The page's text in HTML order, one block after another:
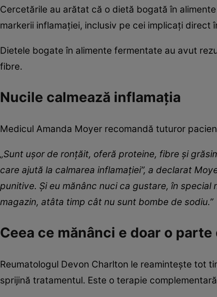
Cercetările au arătat că o dietă bogată în
markerii inflamației, inclusiv pe cei implicați direct
Dietele bogate în alimente fermentate au avut
fibre.
Nucile calmează inflamația
Medicul Amanda Moyer recomandă tuturor
„Sunt ușor de ronțăit, oferă proteine, fibre și
care ajută la calmarea inflamației”, a declarat
punitive. Și eu mănânc nuci ca gustare, în special
magazin, atâta timp cât nu sunt bombe de sodiu.”
Ceea ce mănânci e doar o
Reumatologul Devon Charlton le reamintește tot
sprijină tratamentul. Este o terapie